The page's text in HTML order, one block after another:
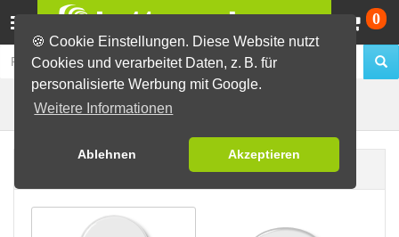
🍪 Cookie Einstellungen. Diese Website nutzt
Cookies und verarbeitet Daten, z. B. für
personalisierte Werbung mit Google.
Weitere Informationen
Ablehnen Akzeptieren
0
Buttons erstellen Clip-Buttons